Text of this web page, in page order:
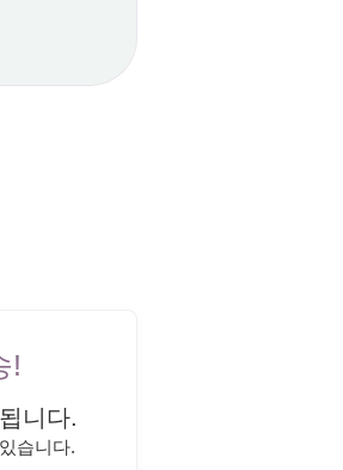
!
니다.
습니다.